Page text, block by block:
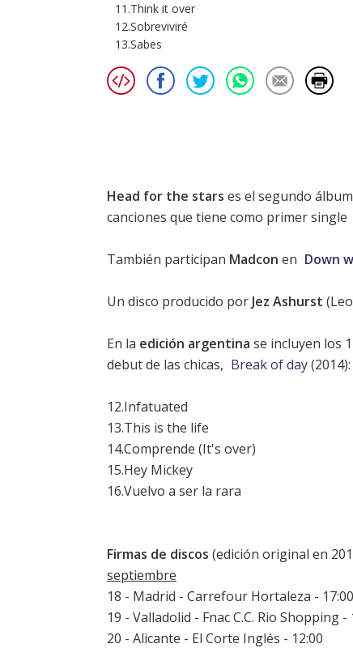
11.Think it over
12.Sobreviviré
13.Sabes
Head for the stars es el segundo
canciones que tiene como primer single
También participan Madcon en Down
Un disco producido por Jez Ashurst (
En la edición argentina se incluyen los
debut de las chicas, Break of day(2014):
12.Infatuated
13.This is the life
14.Comprende (It's over)
15.Hey Mickey
16.Vuelvo a ser la rara
Firmas de discos (edición original en
septiembre
18 - Madrid - Carrefour Hortaleza - 17:00
19 - Valladolid - Fnac C.C. Rio Shopping -
20 - Alicante - El Corte Inglés - 12:00